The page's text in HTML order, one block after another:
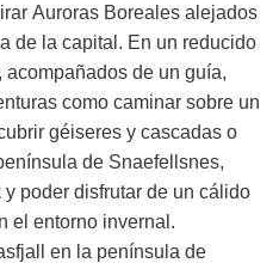
Auroras Boreales alejados
de la capital. En un reducido
de un guía,
como caminar sobre un
géiseres y cascadas o
de Snaefellsnes,
poder disfrutar de un cálido
el entorno invernal.
en la península de